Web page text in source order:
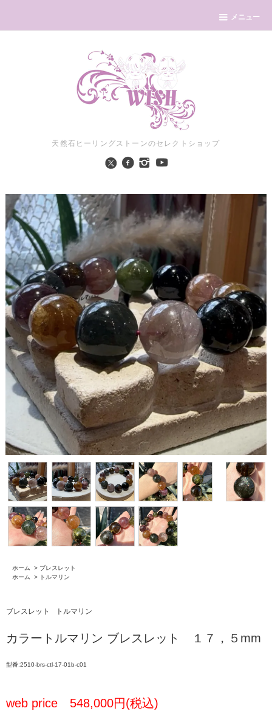
メニュー
天然石ヒーリングストーンのセレクトショップ
ホーム > ブレスレット
ホーム
> トルマリン
ブレスレット トルマリン
カラートルマリン ブレスレット １７，５mm
型番:2510-brs-ctl-17-01b-c01
web price 548,000円(税込)